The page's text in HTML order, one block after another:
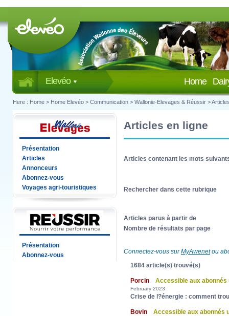
Elevéo Home
Here : Home > Home Elevéo > Communication > Wallonie-Elevages & Réussir >
Présentation
Articles
Annonceurs
Abonnez-vous
Voyages agri-touristiques
Présentation
Abonnez-vous
Articles en ligne
Articles contenant les mots
Rechercher dans cette rubrique
Articles parus à partir de
Nombre de résultats par page
Connectez-vous surMyAwenetou
1684 article(s) trouvé(s)
Porcin Accessible aux
February 2023
Crise de l?énergie : comment
Bovin Accessible aux abonnés